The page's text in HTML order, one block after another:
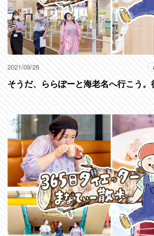
2021/09/26
そうだ、ららぽーと海老名へ行こう。